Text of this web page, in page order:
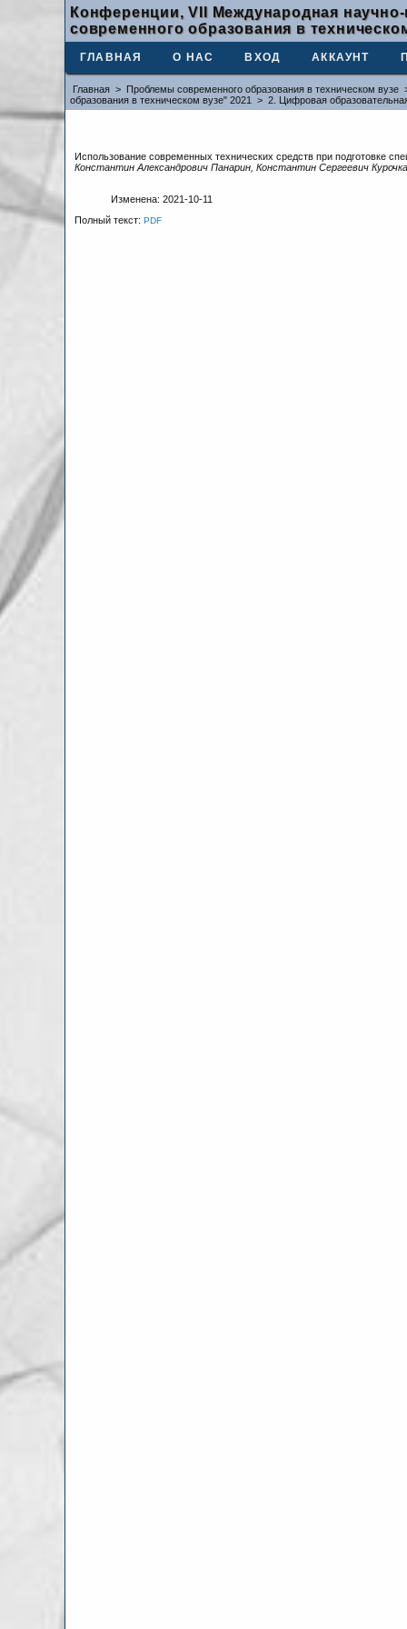
Конференции, VII Международная
современного образования в
ГЛАВНАЯ О НАС ВХОД АККАУНТ
Главная > Проблемы современного образования в техническом вузе
образования в техническом вузе" 2021
> 2. Цифровая
Использование современных технических средств при подготовке
Константин Александрович Панарин, Константин Сергеевич
Изменена: 2021-10-11
Полный текст:PDF